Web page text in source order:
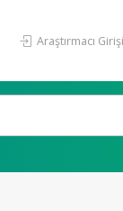
Araştırmacı Girişi